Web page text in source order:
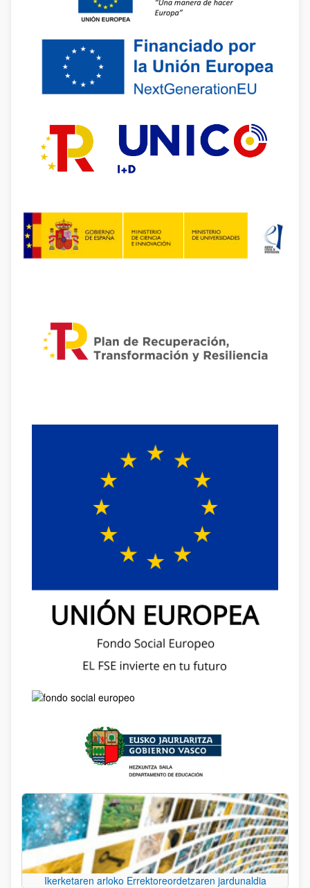
Ikerketaren arloko Errektoreordetzaren jardunaldia